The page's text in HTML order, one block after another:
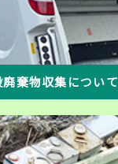
廃棄物収集について